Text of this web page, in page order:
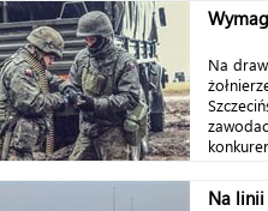
Na
Na